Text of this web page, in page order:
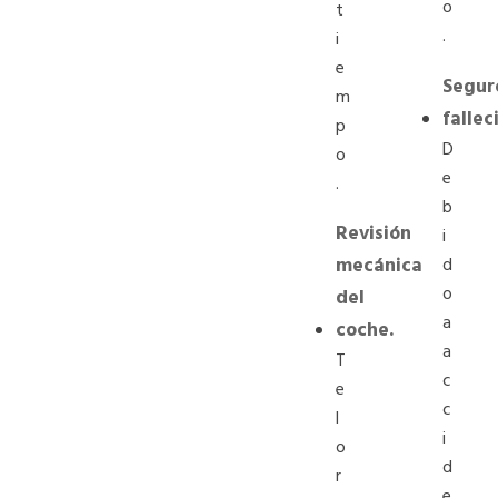
t
i
e
m
p
o
.
Revisión
mecánica
del
coche.
T
e
l
o
r
o
.
D
e
b
i
d
o
a
a
c
c
i
d